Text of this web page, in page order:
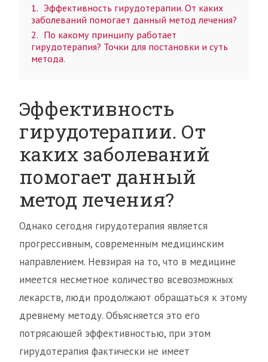
1
Эффективность гирудотерапии. От каких
заболеваний помогает данный метод лечения?
2
По какому принципу работает
гирудотерапия? Точки для постановки и суть
метода.
Эффективность
гирудотерапии. От
каких заболеваний
помогает данный
метод лечения?
Однако сегодня гирудотерапия является
прогрессивным, современным медицинским
направлением. Невзирая на то, что в медицине
имеется несметное количество всевозможных
лекарств, люди продолжают обращаться к этому
древнему методу. Объясняется это его
потрясающей эффективностью, при этом
гирудотерапия фактически не имеет